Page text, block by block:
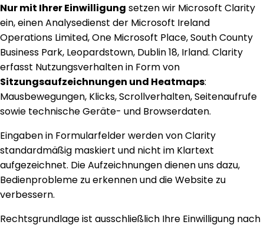
Nur mit Ihrer Einwilligung setzen wir Microsoft Clarity
ein, einen Analysedienst der Microsoft Ireland
Operations Limited, One Microsoft Place, South County
Business Park, Leopardstown, Dublin 18, Irland. Clarity
erfasst Nutzungsverhalten in Form von
Sitzungsaufzeichnungen und Heatmaps:
Mausbewegungen, Klicks, Scrollverhalten, Seitenaufrufe
sowie technische Geräte- und Browserdaten.
Eingaben in Formularfelder werden von Clarity
standardmäßig maskiert und nicht im Klartext
aufgezeichnet. Die Aufzeichnungen dienen uns dazu,
Bedienprobleme zu erkennen und die Website zu
verbessern.
Rechtsgrundlage ist ausschließlich Ihre Einwilligung nach